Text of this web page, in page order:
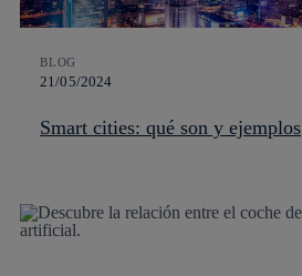
BLOG
21/05/2024
Smart cities: qué son y ejemplos